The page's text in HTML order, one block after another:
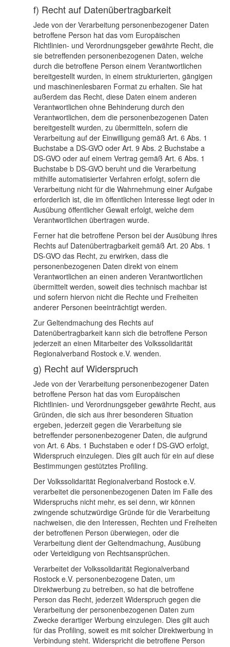
f) Recht auf Datenübertragbarkeit
Jede von der Verarbeitung personenbezogener Daten
betroffene Person hat das vom Europäischen
Richtlinien- und Verordnungsgeber gewährte Recht, die
sie betreffenden personenbezogenen Daten, welche
durch die betroffene Person einem Verantwortlichen
bereitgestellt wurden, in einem strukturierten, gängigen
und maschinenlesbaren Format zu erhalten. Sie hat
außerdem das Recht, diese Daten einem anderen
Verantwortlichen ohne Behinderung durch den
Verantwortlichen, dem die personenbezogenen Daten
bereitgestellt wurden, zu übermitteln, sofern die
Verarbeitung auf der Einwilligung gemäß Art. 6 Abs. 1
Buchstabe a DS-GVO oder Art. 9 Abs. 2 Buchstabe a
DS-GVO oder auf einem Vertrag gemäß Art. 6 Abs. 1
Buchstabe b DS-GVO beruht und die Verarbeitung
mithilfe automatisierter Verfahren erfolgt, sofern die
Verarbeitung nicht für die Wahrnehmung einer Aufgabe
erforderlich ist, die im öffentlichen Interesse liegt oder in
Ausübung öffentlicher Gewalt erfolgt, welche dem
Verantwortlichen übertragen wurde.
Ferner hat die betroffene Person bei der Ausübung ihres
Rechts auf Datenübertragbarkeit gemäß Art. 20 Abs. 1
DS-GVO das Recht, zu erwirken, dass die
personenbezogenen Daten direkt von einem
Verantwortlichen an einen anderen Verantwortlichen
übermittelt werden, soweit dies technisch machbar ist
und sofern hiervon nicht die Rechte und Freiheiten
anderer Personen beeinträchtigt werden.
Zur Geltendmachung des Rechts auf
Datenübertragbarkeit kann sich die betroffene Person
jederzeit an einen Mitarbeiter des Volkssolidarität
Regionalverband Rostock e.V. wenden.
g) Recht auf Widerspruch
Jede von der Verarbeitung personenbezogener Daten
betroffene Person hat das vom Europäischen
Richtlinien- und Verordnungsgeber gewährte Recht, aus
Gründen, die sich aus ihrer besonderen Situation
ergeben, jederzeit gegen die Verarbeitung sie
betreffender personenbezogener Daten, die aufgrund
von Art. 6 Abs. 1 Buchstaben e oder f DS-GVO erfolgt,
Widerspruch einzulegen. Dies gilt auch für ein auf diese
Bestimmungen gestütztes Profiling.
Der Volkssolidarität Regionalverband Rostock e.V.
verarbeitet die personenbezogenen Daten im Falle des
Widerspruchs nicht mehr, es sei denn, wir können
zwingende schutzwürdige Gründe für die Verarbeitung
nachweisen, die den Interessen, Rechten und Freiheiten
der betroffenen Person überwiegen, oder die
Verarbeitung dient der Geltendmachung, Ausübung
oder Verteidigung von Rechtsansprüchen.
Verarbeitet der Volkssolidarität Regionalverband
Rostock e.V. personenbezogene Daten, um
Direktwerbung zu betreiben, so hat die betroffene
Person das Recht, jederzeit Widerspruch gegen die
Verarbeitung der personenbezogenen Daten zum
Zwecke derartiger Werbung einzulegen. Dies gilt auch
für das Profiling, soweit es mit solcher Direktwerbung in
Verbindung steht. Widerspricht die betroffene Person